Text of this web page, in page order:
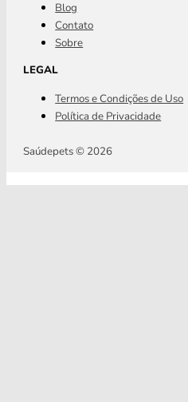
Blog
Contato
Sobre
LEGAL
Termos e Condições de Uso
Política de Privacidade
Saúdepets © 2026